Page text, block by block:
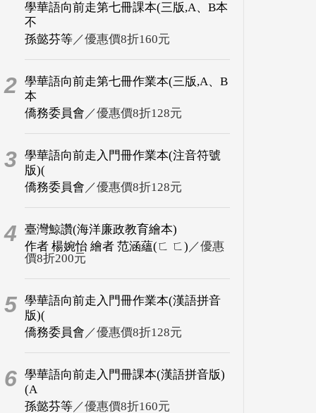
學華語向前走第七冊課本(三版,A、B本
不
孫懿芬等／優惠價8折160元
2 學華語向前走第七冊作業本(三版,A、B
本
僑務委員會 ／優惠價8折128元
3 學華語向前走入門冊作業本(注音符號
版)(
僑務委員會 ／優惠價8折128元
4
臺灣鯨讚(海洋廉政教育繪本)
作者 楊婉怡 繪者 范涵蘊(ㄈ ㄈ) ／優惠
價8折200元
5 學華語向前走入門冊作業本(漢語拼音
版)(
僑務委員會 ／優惠價8折128元
6 學華語向前走入門冊課本(漢語拼音版)
(A
孫懿芬等／優惠價8折160元